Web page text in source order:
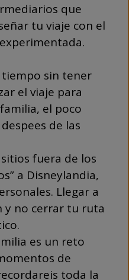
que
tu viaje con el
tiempo sin tener
el viaje para
el poco
de las
fuera de los
a Disneylandia,
Llegar a
y no cerrar tu ruta
es un reto
de
toda la